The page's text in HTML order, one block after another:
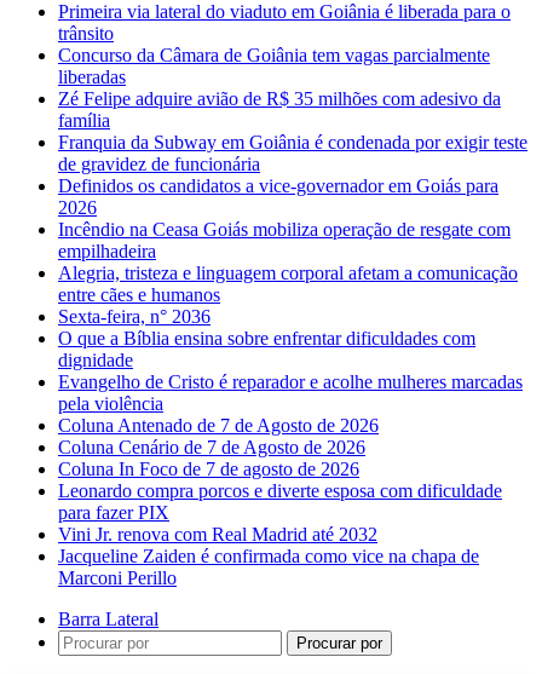
Primeira via lateral do viaduto em Goiânia é liberada para o
trânsito
Concurso da Câmara de Goiânia tem vagas parcialmente
liberadas
Zé Felipe adquire avião de R$ 35 milhões com adesivo da
família
Franquia da Subway em Goiânia é condenada por exigir teste
de gravidez de funcionária
Definidos os candidatos a vice-governador em Goiás para
2026
Incêndio na Ceasa Goiás mobiliza operação de resgate com
empilhadeira
Alegria, tristeza e linguagem corporal afetam a comunicação
entre cães e humanos
Sexta-feira, n° 2036
O que a Bíblia ensina sobre enfrentar dificuldades com
dignidade
Evangelho de Cristo é reparador e acolhe mulheres marcadas
pela violência
Coluna Antenado de 7 de Agosto de 2026
Coluna Cenário de 7 de Agosto de 2026
Coluna In Foco de 7 de agosto de 2026
Leonardo compra porcos e diverte esposa com dificuldade
para fazer PIX
Vini Jr. renova com Real Madrid até 2032
Jacqueline Zaiden é confirmada como vice na chapa de
Marconi Perillo
Barra Lateral
Procurar por